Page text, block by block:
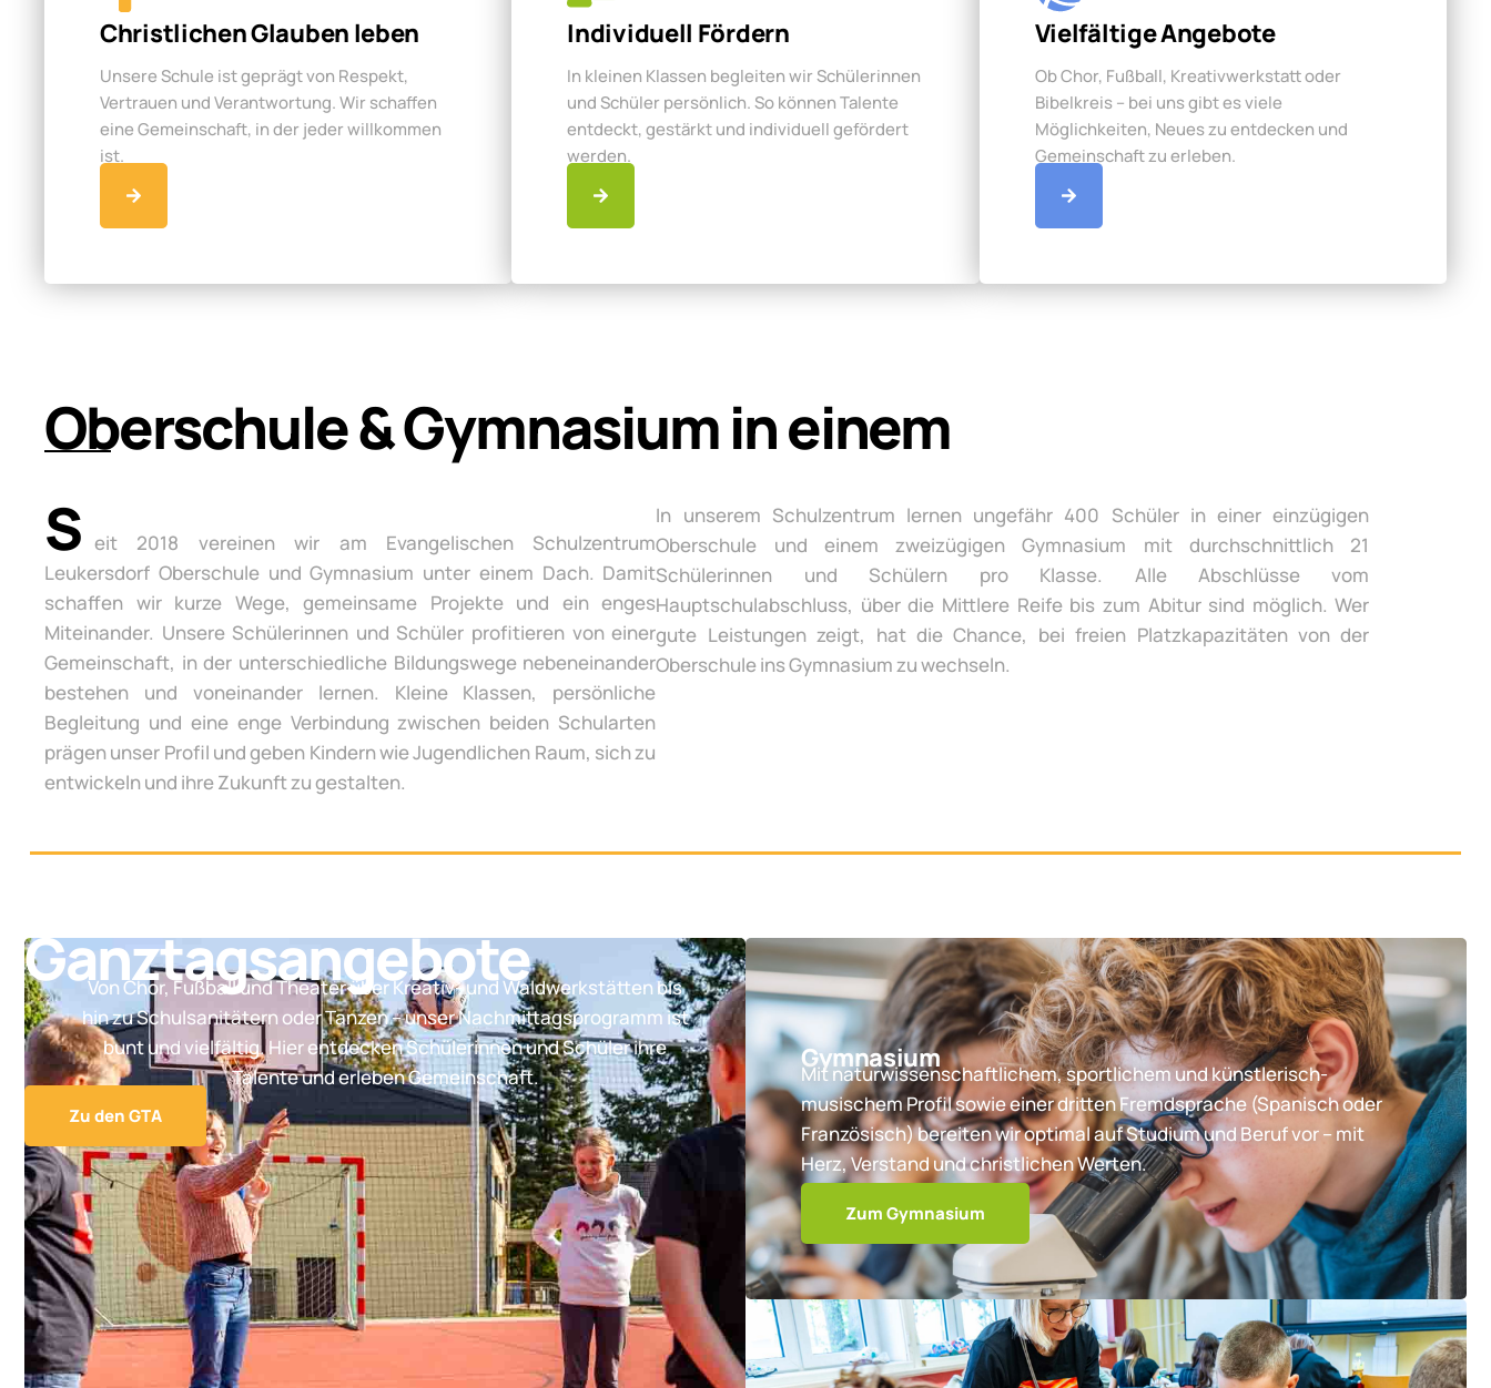
Christlichen Glauben leben
Unsere Schule ist geprägt von Respekt,
Vertrauen und Verantwortung. Wir schaffen
eine Gemeinschaft, in der jeder willkommen
ist.
Individuell Fördern
In kleinen Klassen begleiten wir Schülerinnen
und Schüler persönlich. So können Talente
entdeckt, gestärkt und individuell gefördert
werden.
Vielfältige Angebote
Ob Chor, Fußball, Kreativwerkstatt oder
Bibelkreis – bei uns gibt es viele
Möglichkeiten, Neues zu entdecken und
Gemeinschaft zu erleben.
Oberschule & Gymnasium in einem
S eit 2018 vereinen wir am Evangelischen Schulzentrum
Leukersdorf Oberschule und Gymnasium unter einem Dach. Damit
schaffen wir kurze Wege, gemeinsame Projekte und ein enges
Miteinander. Unsere Schülerinnen und Schüler profitieren von einer
Gemeinschaft, in der unterschiedliche Bildungswege nebeneinander
bestehen und voneinander lernen. Kleine Klassen, persönliche
Begleitung und eine enge Verbindung zwischen beiden Schularten
prägen unser Profil und geben Kindern wie Jugendlichen Raum, sich zu
entwickeln und ihre Zukunft zu gestalten.
In unserem Schulzentrum lernen ungefähr 400 Schüler in einer einzügigen
Oberschule und einem zweizügigen Gymnasium mit durchschnittlich 21
Schülerinnen und Schülern pro Klasse. Alle Abschlüsse vom
Hauptschulabschluss, über die Mittlere Reife bis zum Abitur sind möglich. Wer
gute Leistungen zeigt, hat die Chance, bei freien Platzkapazitäten von der
Oberschule ins Gymnasium zu wechseln.
Ganztagsangebote
Von Chor, Fußball und Theater über Kreativ- und Waldwerkstätten bis
hin zu Schulsanitätern oder Tanzen – unser Nachmittagsprogramm ist
bunt und vielfältig. Hier entdecken Schülerinnen und Schüler ihre
Talente und erleben Gemeinschaft.
Zu den GTA
Gymnasium
Mit naturwissenschaftlichem, sportlichem und künstlerisch-
musischem Profil sowie einer dritten Fremdsprache (Spanisch oder
Französisch) bereiten wir optimal auf Studium und Beruf vor – mit
Herz, Verstand und christlichen Werten.
Zum Gymnasium